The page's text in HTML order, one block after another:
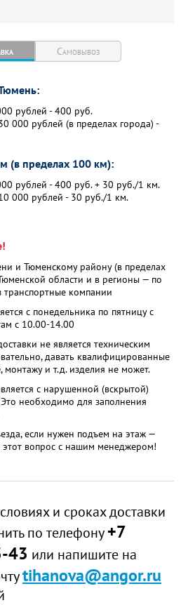
Самовывоз
рублей - 400 руб.
000 рублей (в пределах города) -
(в пределах 100 км):
рублей - 400 руб. + 30 руб./1 км.
000 рублей - 30 руб./1 км.
и Тюменскому району (в пределах
области и в регионы — по
транспортные компании
с понедельника по пятницу с
с 10.00-14.00
не является техническим
давать квалифицированные
монтажу и т.д. изделия не может.
с нарушенной (вскрытой)
необходимо для заполнения
если нужен подъем на этаж —
этот вопрос с нашим менеджером!
и сроках доставки
по телефону+7
43 или напишите на
tihanova@angor.ru